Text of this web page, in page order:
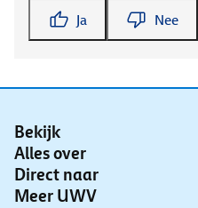
Ja Nee
Bekijk
Alles over
Direct naar
Meer UWV